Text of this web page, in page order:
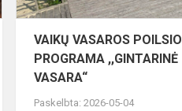
VAIKŲ VASAROS POILSIO
PROGRAMA ,,GINTARINĖ
VASARA“
Paskelbta: 2026-05-04